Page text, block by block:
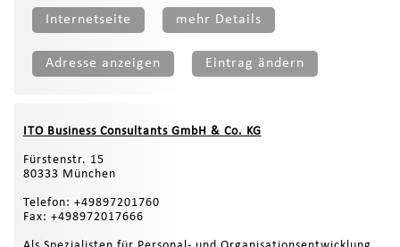
Internetseite mehr Details
Adresse anzeigen Eintrag ändern
ITO Business Consultants GmbH & Co. KG
Fürstenstr. 15
80333 München
Telefon: +49897201760
Fax: +498972017666